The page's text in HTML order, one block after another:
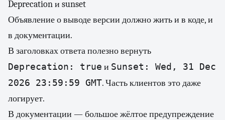
Deprecation и sunset
Объявление о выводе версии должно жить и в коде, и
в документации.
В заголовках ответа полезно вернуть
Deprecation: true и Sunset: Wed, 31 Dec
2026 23:59:59 GMT. Часть клиентов это даже
логирует.
В документации — большое жёлтое предупреждение